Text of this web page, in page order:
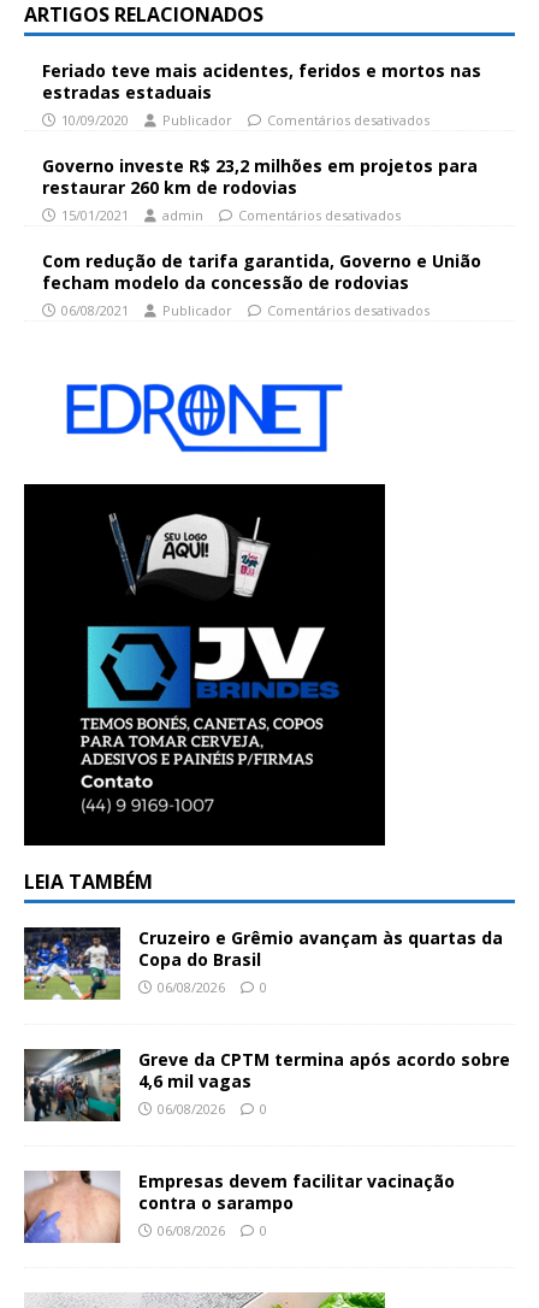
ARTIGOS RELACIONADOS
Feriado teve mais acidentes, feridos e mortos nas
estradas estaduais
10/09/2020 Publicador Comentários desativados
Governo investe R$ 23,2 milhões em projetos para
restaurar 260 km de rodovias
15/01/2021 admin Comentários desativados
Com redução de tarifa garantida, Governo e União
fecham modelo da concessão de rodovias
06/08/2021 Publicador Comentários desativados
LEIA TAMBÉM
Cruzeiro e Grêmio avançam às quartas da
Copa do Brasil
06/08/2026 0
Greve da CPTM termina após acordo sobre
4,6 mil vagas
06/08/2026 0
Empresas devem facilitar vacinação
contra o sarampo
06/08/2026 0